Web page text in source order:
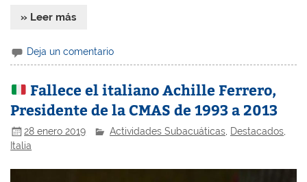
» Leer más
Deja un comentario
Fallece el italiano Achille Ferrero,
Presidente de la CMAS de 1993 a 2013
28 enero 2019 Actividades Subacuáticas Destacados
Italia